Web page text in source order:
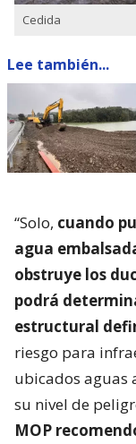
Cedida
Lee también...
“Solo, cuando
agua
obstruye los
podrá
estructural
riesgo para
ubicados aguas
su nivel de
MOP